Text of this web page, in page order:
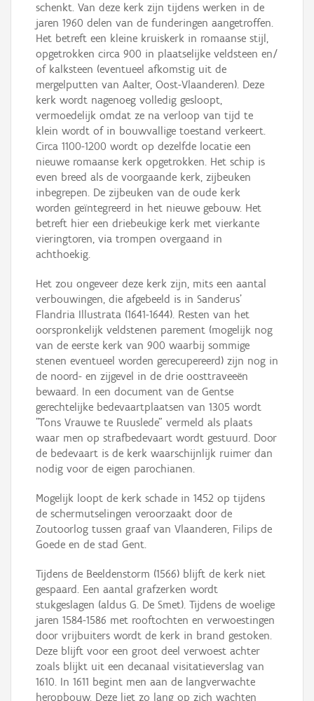
schenkt. Van deze kerk zijn tijdens werken in de
jaren 1960 delen van de funderingen aangetroffen.
Het betreft een kleine kruiskerk in romaanse stijl,
opgetrokken circa 900 in plaatselijke veldsteen en/
of kalksteen (eventueel afkomstig uit de
mergelputten van Aalter, Oost-Vlaanderen). Deze
kerk wordt nagenoeg volledig gesloopt,
vermoedelijk omdat ze na verloop van tijd te
klein wordt of in bouwvallige toestand verkeert.
Circa 1100-1200 wordt op dezelfde locatie een
nieuwe romaanse kerk opgetrokken. Het schip is
even breed als de voorgaande kerk, zijbeuken
inbegrepen. De zijbeuken van de oude kerk
worden geïntegreerd in het nieuwe gebouw. Het
betreft hier een driebeukige kerk met vierkante
vieringtoren, via trompen overgaand in
achthoekig.
Het zou ongeveer deze kerk zijn, mits een aantal
verbouwingen, die afgebeeld is in Sanderus'
Flandria Illustrata (1641-1644). Resten van het
oorspronkelijk veldstenen parement (mogelijk nog
van de eerste kerk van 900 waarbij sommige
stenen eventueel worden gerecupereerd) zijn nog in
de noord- en zijgevel in de drie oosttraveeën
bewaard. In een document van de Gentse
gerechtelijke bedevaartplaatsen van 1305 wordt
"T'ons Vrauwe te Ruuslede" vermeld als plaats
waar men op strafbedevaart wordt gestuurd. Door
de bedevaart is de kerk waarschijnlijk ruimer dan
nodig voor de eigen parochianen.
Mogelijk loopt de kerk schade in 1452 op tijdens
de schermutselingen veroorzaakt door de
Zoutoorlog tussen graaf van Vlaanderen, Filips de
Goede en de stad Gent.
Tijdens de Beeldenstorm (1566) blijft de kerk niet
gespaard. Een aantal grafzerken wordt
stukgeslagen (aldus G. De Smet). Tijdens de woelige
jaren 1584-1586 met rooftochten en verwoestingen
door vrijbuiters wordt de kerk in brand gestoken.
Deze blijft voor een groot deel verwoest achter
zoals blijkt uit een decanaal visitatieverslag van
1610. In 1611 begint men aan de langverwachte
heropbouw. Deze liet zo lang op zich wachten